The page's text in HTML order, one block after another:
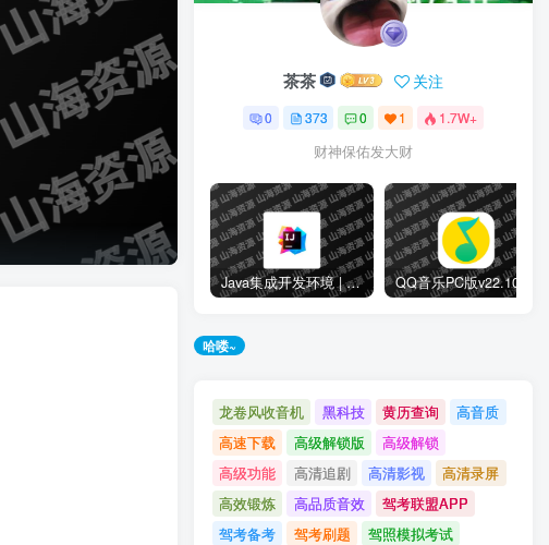
茶茶 关注
0 373 0 1 1.7W+
财神保佑发大财
Java集成开发环境 | Jetbrains IntelliJ IDEA v2025.3.1.1 直装激活版
哈喽~
龙卷风收音机 黑科技 黄历查询
高音质
高速下载
高级解锁版
高级解锁
高级功能
高清追剧 高清影视
高清录屏
高效锻炼
高品质音效
驾考联盟APP
驾考备考
驾考刷题
驾照模拟考试